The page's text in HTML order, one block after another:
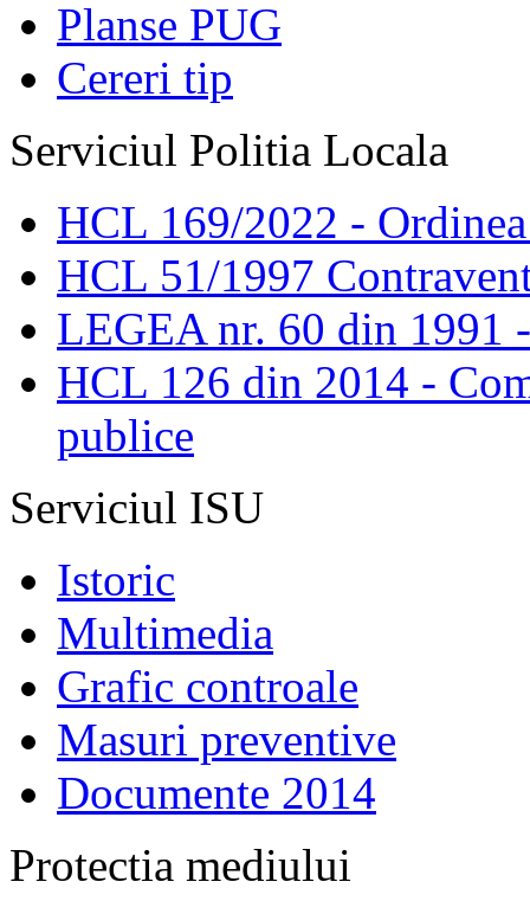
Planse PUG
Cereri tip
Serviciul Politia Locala
HCL 169/2022 -
HCL 51/1997
LEGEA nr. 60 din 1991
HCL 126 din 2014 -
publice
Serviciul ISU
Istoric
Multimedia
Grafic controale
Masuri preventive
Documente 2014
Protectia mediului